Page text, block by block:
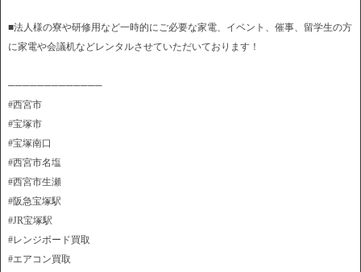
■法人様の寮や研修用など一時的にご必要な家電、イベント、催事、留学生の方
に家電や会議机などレンタルさせていただいております！
─────────────
#西宮市
#宝塚市
#宝塚南口
#西宮市名塩
#西宮市生瀬
#阪急宝塚駅
#JR宝塚駅
#レンジボード買取
#エアコン買取